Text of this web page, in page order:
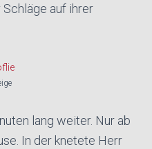
auf ihrer
lang weiter. Nur ab
In der knetete Herr